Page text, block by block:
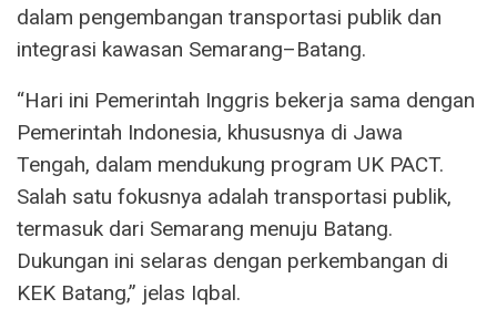
dalam pengembangan transportasi publik dan
integrasi kawasan Semarang–Batang.
“Hari ini Pemerintah Inggris bekerja sama dengan
Pemerintah Indonesia, khususnya di Jawa
Tengah, dalam mendukung program UK PACT.
Salah satu fokusnya adalah transportasi publik,
termasuk dari Semarang menuju Batang.
Dukungan ini selaras dengan perkembangan di
KEK Batang,” jelas Iqbal.